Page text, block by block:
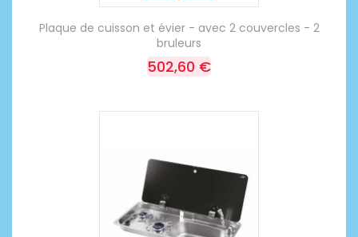
Plaque de cuisson et évier - avec 2 couvercles - 2
bruleurs
502,60 €